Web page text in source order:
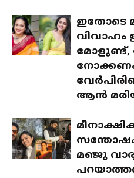
ഇതോടെ
വിവാഹം
മോളുണ്ട്,
ആൻ
സന്തോഷം
മഞ്ജു